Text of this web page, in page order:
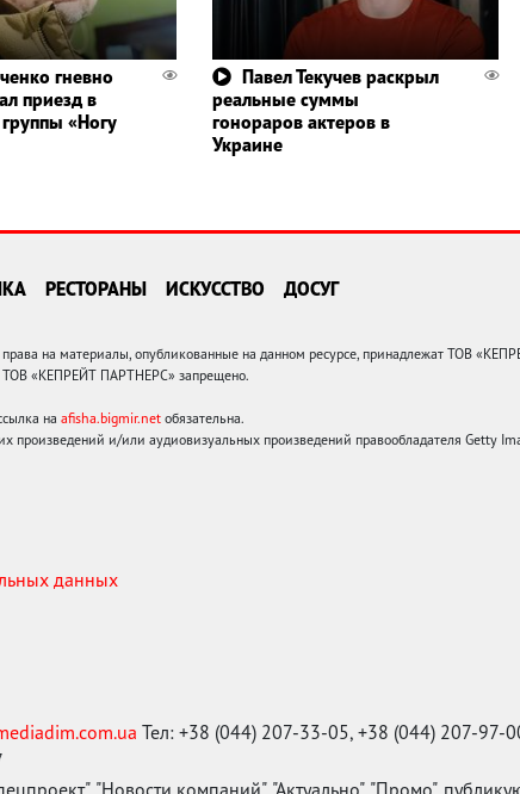
гневно
приезд в
«Ногу
Павел Текучев раскрыл
реальные суммы
гонораров актеров в
Украине
РЕСТОРАНЫ ИСКУССТВО ДОСУГ
на материалы, опубликованные на данном ресурсе, принадлежат ТОВ
ТОВ «КЕПРЕЙТ ПАРТНЕРС» запрещено.
на afisha.bigmir.net обязательна.
произведений и/или аудиовизуальных произведений правообладателя Getty
данных
Тел: +38 (044) 207-33-05, +38 (044) 207-97-
"Новости компаний", "Актуально", "Промо",